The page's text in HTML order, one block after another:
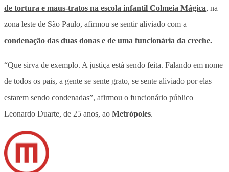
de tortura e maus-tratos na escola infantil Colmeia Mágica, na
zona leste de São Paulo, afirmou se sentir aliviado com a
condenação das duas donas e de uma funcionária da creche.
“Que sirva de exemplo. A justiça está sendo feita. Falando em nome
de todos os pais, a gente se sente grato, se sente aliviado por elas
estarem sendo condenadas”, afirmou o funcionário público
Leonardo Duarte, de 25 anos, ao Metrópoles.